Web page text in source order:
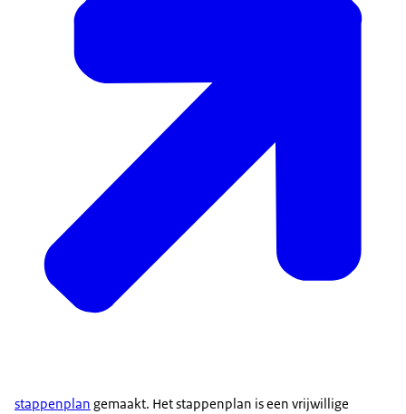
stappenplan gemaakt. Het stappenplan is een vrijwillige